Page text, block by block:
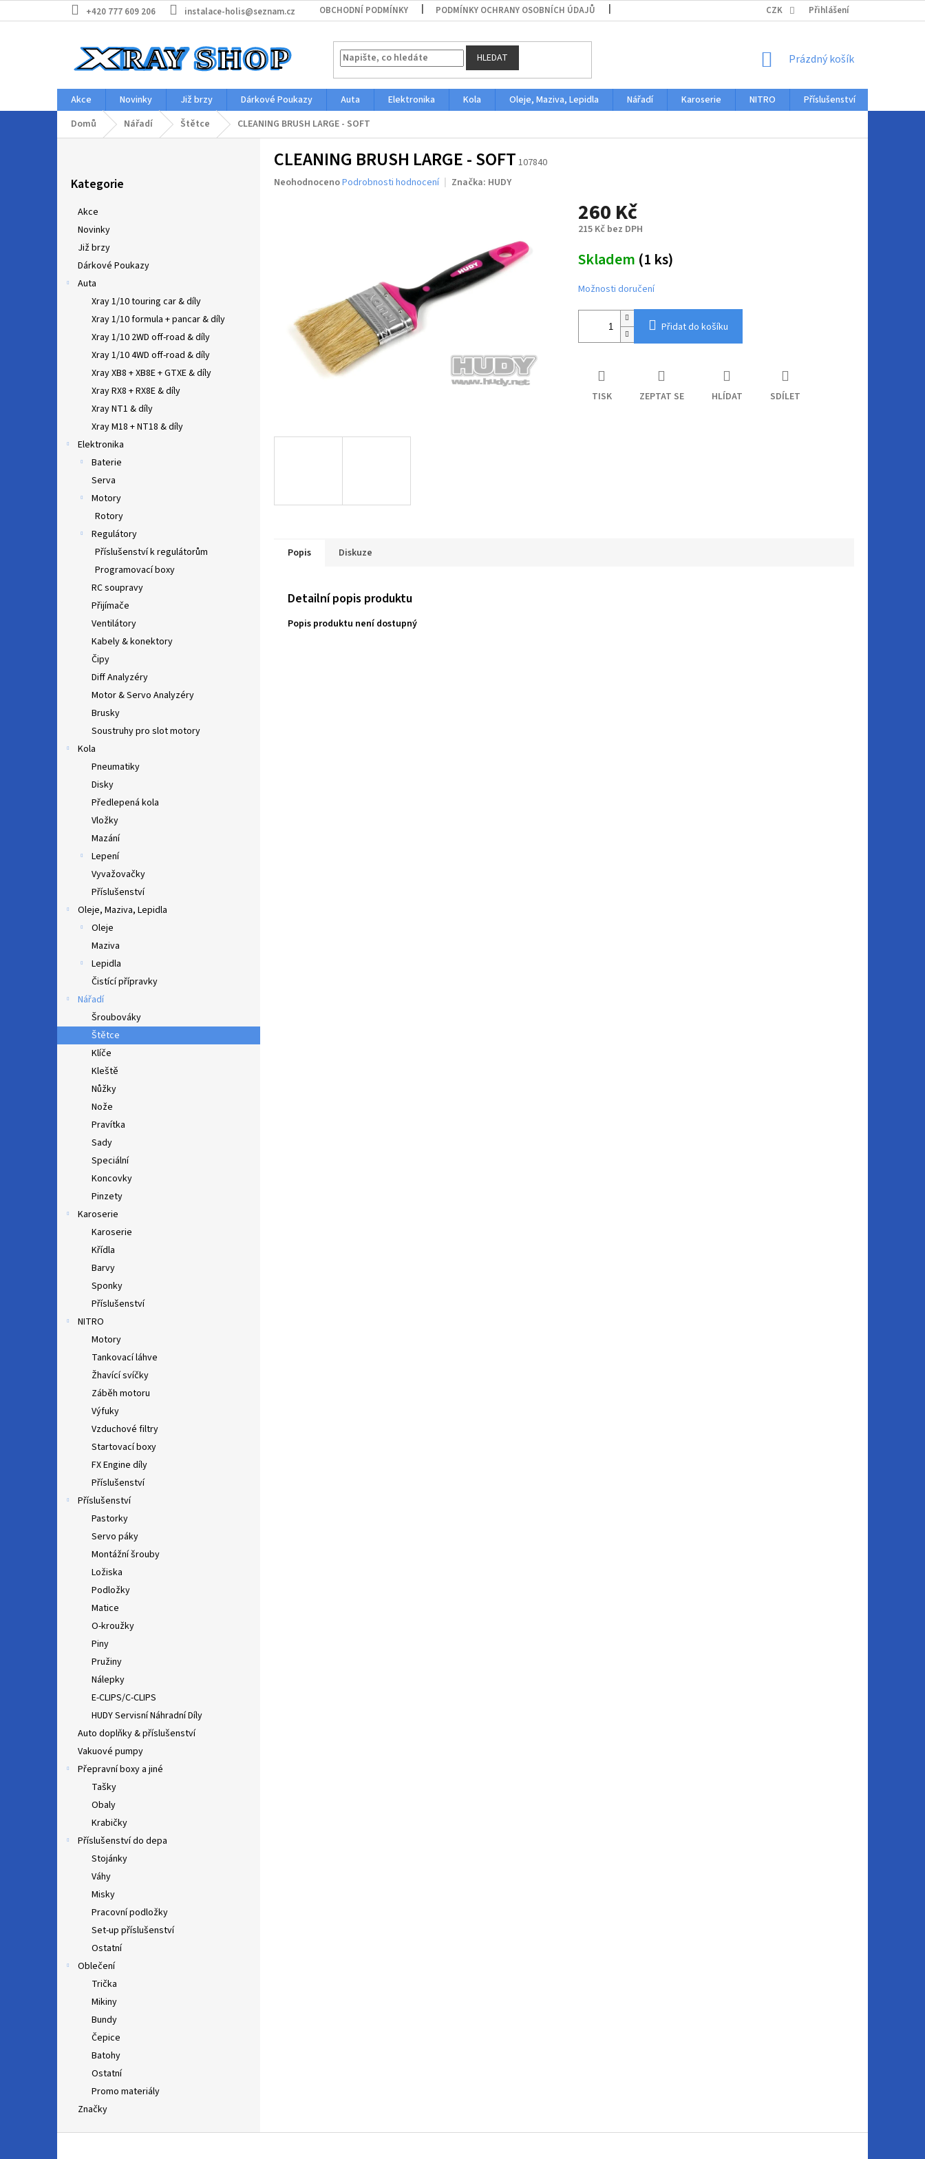
na
+420 777 609 206 instalace-holis@seznam.cz OBCHODNÍ PODMÍNKY PODMÍNKY OCHRANY OSOBNÍCH ÚDAJŮ CZK Přihlášení
HLEDAT
NÁKUPNÍ
Prázdný košík
Akce Novinky Již brzy Dárkové Poukazy Auta Elektronika Kola Oleje, Maziva, Lepidla Nářadí Karoserie NITRO Příslušenství
Domů
Nářadí Štětce CLEANING BRUSH LARGE - SOFT
kategorie
Kategorie
Akce
Novinky
Již brzy
Dárkové Poukazy
Auta
Xray 1/10 touring car & díly
Xray 1/10 formula + pancar & díly
Xray 1/10 2WD off-road & díly
Xray 1/10 4WD off-road & díly
Xray XB8 + XB8E + GTXE & díly
Xray RX8 + RX8E & díly
Xray NT1 & díly
Xray M18 + NT18 & díly
Elektronika
Baterie
Serva
Motory
Rotory
Regulátory
Příslušenství k regulátorům
Programovací boxy
RC soupravy
Přijímače
Ventilátory
Kabely & konektory
Čipy
Diff Analyzéry
Motor & Servo Analyzéry
Brusky
Soustruhy pro slot motory
Kola
Pneumatiky
Disky
Předlepená kola
Vložky
Mazání
Lepení
Vyvažovačky
Příslušenství
Oleje, Maziva, Lepidla
Oleje
Maziva
Lepidla
Čistící přípravky
Nářadí
Šroubováky
Štětce
Klíče
Kleště
Nůžky
Nože
Pravítka
Sady
Speciální
Koncovky
Pinzety
Karoserie
Karoserie
Křídla
Barvy
Sponky
Příslušenství
NITRO
Motory
Tankovací láhve
Žhavící svíčky
Záběh motoru
Výfuky
Vzduchové filtry
Startovací boxy
FX Engine díly
Příslušenství
Příslušenství
Pastorky
Servo páky
Montážní šrouby
Ložiska
Podložky
Matice
O-kroužky
Piny
Pružiny
Nálepky
E-CLIPS/C-CLIPS
HUDY Servisní Náhradní Díly
Auto doplňky & příslušenství
Vakuové pumpy
Přepravní boxy a jiné
Tašky
Obaly
Krabičky
Příslušenství do depa
Stojánky
Váhy
Misky
Pracovní podložky
Set-up příslušenství
Ostatní
Oblečení
Trička
Mikiny
Bundy
Čepice
Batohy
Ostatní
Promo materiály
Značky
CLEANING BRUSH LARGE - SOFT 107840
Průměrné
NeohodnocenoPodrobnosti hodnocení Značka: HUDY
260 Kč
215 Kč bez DPH
cena:
Skladem (1 ks)
Možnosti doručení
Přidat do košíku
TISK ZEPTAT SE HLÍDAT SDÍLET
Popis Diskuze
Detailní popis produktu
Popis produktu není dostupný